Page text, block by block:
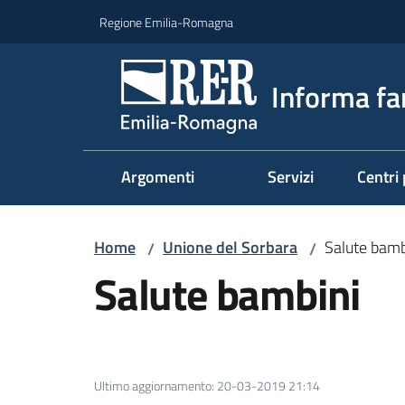
Regione Emilia-Romagna
Informa
Argomenti Servizi Centri
Home / Unione del Sorbara / Salute
Salute bambini
Ultimo aggiornamento: 20-03-2019 21:14